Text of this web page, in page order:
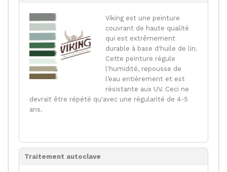
Viking est une peinture
couvrant de haute qualité
qui est extrêmement
durable à base d'huile de lin.
Cette peinture régule
l'humidité, repousse de
l’eau entièrement et est
résistante aux UV. Ceci ne
devrait être répété qu'avec une régularité de 4-5
ans.
Traitement autoclave